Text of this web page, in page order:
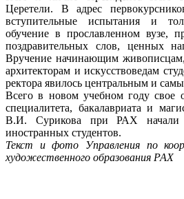
Церетели. В адрес
вступительные испытания и
обучение в прославленном вузе,
поздравительных слов, ценных
Вручение начинающим живописцам,
архитекторам и искусствоведам
ректора явилось центральным и
Всего в новом учебном году свое
специалитета, бакалавриата и
В.И. Сурикова при РАХ начали
иностранных студентов.
Текст и фото Управления по
художественного образования РАХ